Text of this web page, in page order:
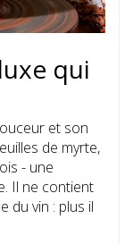
qui
et son
de myrte,
- une
Il ne contient
du vin : plus il